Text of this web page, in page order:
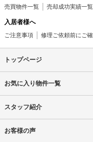
売買物件一覧 売却成功実績一覧
入居者様へ
ご注意事項 修理ご依頼前にご
トップページ
お気に入り物件一覧
スタッフ紹介
お客様の声